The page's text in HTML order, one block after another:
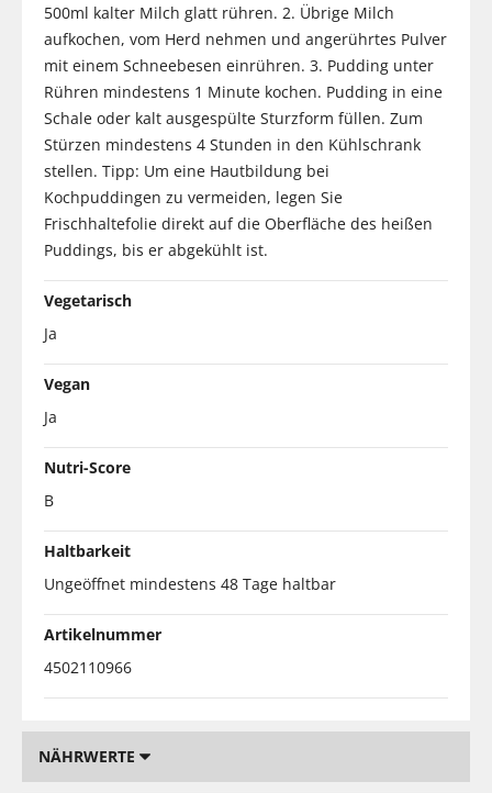
500ml kalter Milch glatt rühren. 2. Übrige Milch
aufkochen, vom Herd nehmen und angerührtes Pulver
mit einem Schneebesen einrühren. 3. Pudding unter
Rühren mindestens 1 Minute kochen. Pudding in eine
Schale oder kalt ausgespülte Sturzform füllen. Zum
Stürzen mindestens 4 Stunden in den Kühlschrank
stellen. Tipp: Um eine Hautbildung bei
Kochpuddingen zu vermeiden, legen Sie
Frischhaltefolie direkt auf die Oberfläche des heißen
Puddings, bis er abgekühlt ist.
Vegetarisch
Ja
Vegan
Ja
Nutri-Score
B
Haltbarkeit
Ungeöffnet mindestens 48 Tage haltbar
Artikelnummer
4502110966
NÄHRWERTE